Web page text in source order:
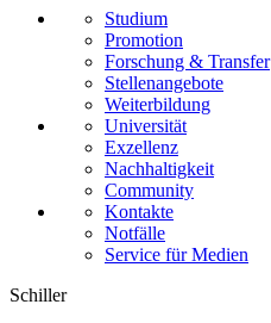
Studium
Promotion
Forschung & Transfer
Stellenangebote
Weiterbildung
Universität
Exzellenz
Nachhaltigkeit
Community
Kontakte
Notfälle
Service für Medien
Schiller